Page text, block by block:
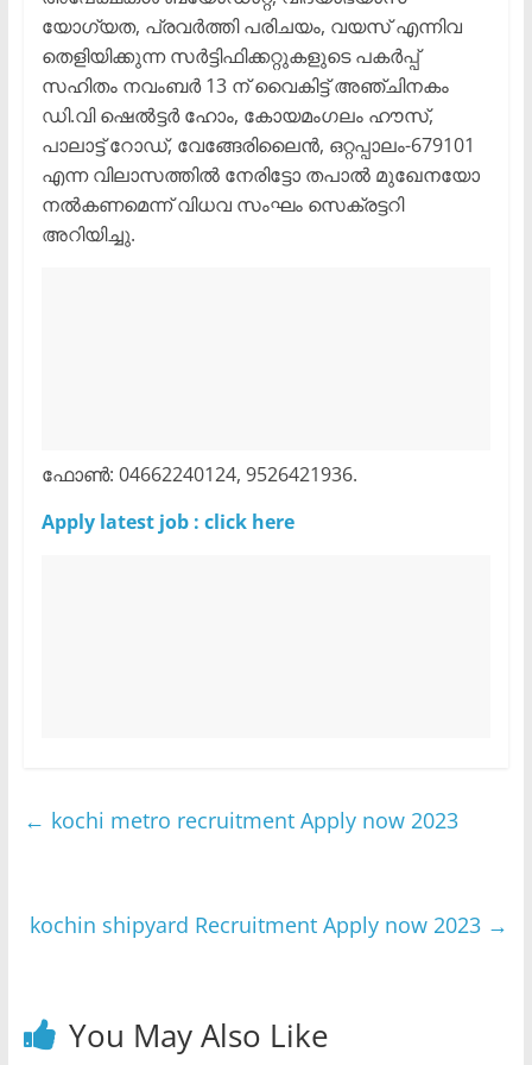
യോഗ്യത, പ്രവര്‍ത്തി പരിചയം, വയസ് എന്നിവ
തെളിയിക്കുന്ന സര്‍ട്ടിഫിക്കറ്റുകളുടെ പകര്‍പ്പ്
സഹിതം നവംബര്‍ 13 ന് വൈകിട്ട് അഞ്ചിനകം
ഡി.വി ഷെല്‍ട്ടര്‍ ഹോം, കോയമംഗലം ഹൗസ്,
പാലാട്ട് റോഡ്, വേങ്ങേരിലൈന്‍, ഒറ്റപ്പാലം-679101
എന്ന വിലാസത്തില്‍ നേരിട്ടോ തപാല്‍ മുഖേനയോ
നല്‍കണമെന്ന് വിധവ സംഘം സെക്രട്ടറി
അറിയിച്ചു.
ഫോണ്‍: 04662240124, 9526421936.
Apply latest job : click here
← kochi metro recruitment Apply now 2023
kochin shipyard Recruitment Apply now 2023 →
You May Also Like